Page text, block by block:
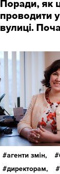
Поради, як
проводити
вулиці.
агенти змін,
директорам,